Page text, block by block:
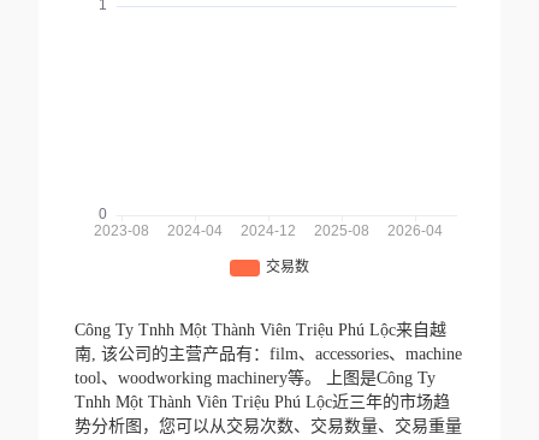
Công Ty Tnhh Một Thành Viên Triệu Phú Lộc来自越
南, 该公司的主营产品有：film、accessories、machine
tool、woodworking machinery等。
上图是Công Ty
Tnhh Một Thành Viên Triệu Phú Lộc近三年的市场趋
势分析图，您可以从交易次数、交易数量、交易重量